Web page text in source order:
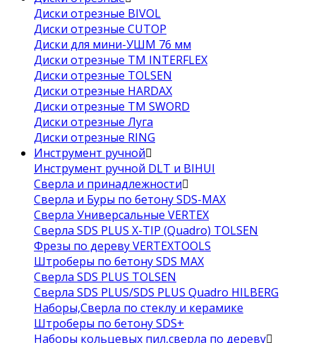
Диски отрезные BIVOL
Диски отрезные CUTOP
Диски для мини-УШМ 76 мм
Диски отрезные ТМ INTERFLEX
Диски отрезные TOLSEN
Диски отрезные HARDAX
Диски отрезные ТМ SWORD
Диски отрезные Луга
Диски отрезные RING
Инструмент ручной
Инструмент ручной DLT и BIHUI
Сверла и принадлежности
Сверла и Буры по бетону SDS-MAX
Сверла Универсальные VERTEX
Сверла SDS PLUS X-TIP (Quadro) TOLSEN
Фрезы по дереву VERTEXTOOLS
Штроберы по бетону SDS MAX
Сверла SDS PLUS TOLSEN
Сверла SDS PLUS/SDS PLUS Quadro HILBERG
Наборы,Сверла по стеклу и керамике
Штроберы по бетону SDS+
Наборы кольцевых пил,сверла по дереву